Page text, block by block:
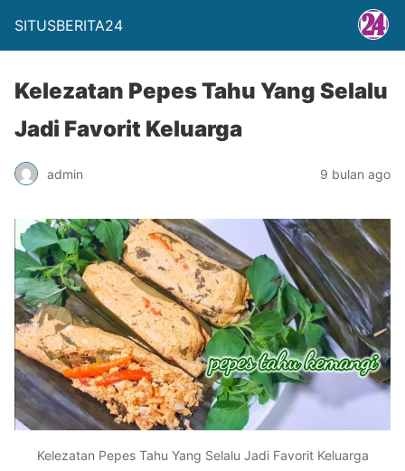
SITUSBERITA24
Kelezatan Pepes Tahu Yang Selalu
Jadi Favorit Keluarga
admin 9 bulan ago
Kelezatan Pepes Tahu Yang Selalu Jadi Favorit Keluarga